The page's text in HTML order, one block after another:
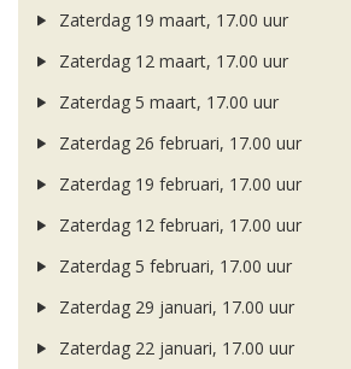
Zaterdag 19 maart, 17.00 uur
Zaterdag 12 maart, 17.00 uur
Zaterdag 5 maart, 17.00 uur
Zaterdag 26 februari, 17.00 uur
Zaterdag 19 februari, 17.00 uur
Zaterdag 12 februari, 17.00 uur
Zaterdag 5 februari, 17.00 uur
Zaterdag 29 januari, 17.00 uur
Zaterdag 22 januari, 17.00 uur